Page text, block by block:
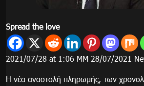
Spread the love
2021/07/28 at 1:06 ΜΜ 28/07/2021
Η νέα αναστολή πληρωμής, των